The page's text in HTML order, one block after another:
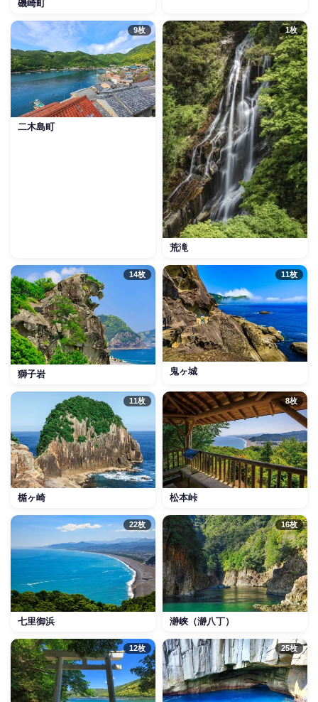
磯崎町
9枚
二木島町
1枚
荒滝
14枚
獅子岩
11枚
鬼ヶ城
11枚
楯ヶ崎
8枚
松本峠
22枚
七里御浜
16枚
瀞峡（瀞八丁）
12枚 25枚